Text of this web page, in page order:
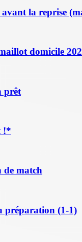
la reprise
domicile
prêt
!*
de match
préparation (1-1)